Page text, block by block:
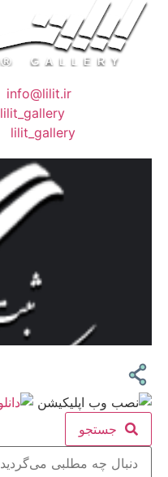
info@lilit.ir
lilit_gallery
lilit_gallery
جستجو